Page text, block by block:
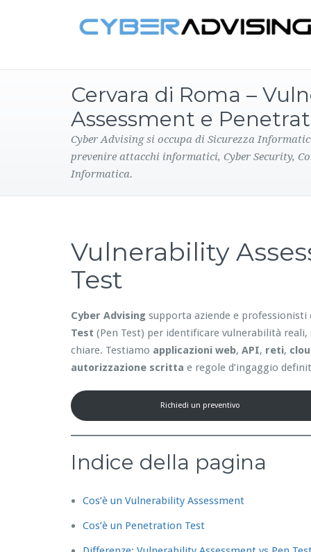
Cervara di Roma –
Assessment e
Cyber Advising si occupa di Sicurezza
prevenire attacchi informatici, Cyber Security,
Informatica.
Vulnerability
Test
Cyber Advising supporta aziende e
Test (Pen Test) per identificare vulnerabilità
chiare. Testiamo applicazioni web, API, reti,
autorizzazione scritta e regole d’ingaggio
Richiedi un preventivo
Indice della pagina
Cos’è un Vulnerability Assessment
Cos’è un Penetration Test